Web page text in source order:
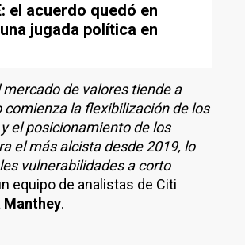
el acuerdo quedó en
jugada política en
de valores tiende a
la flexibilización de los
el posicionamiento de los
el más alcista desde 2019, lo
vulnerabilidades a corto
equipo de analistas de Citi
Manthey.